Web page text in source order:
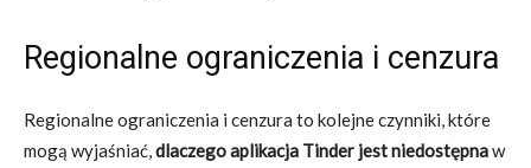
Regionalne ograniczenia i cenzura
Regionalne ograniczenia i cenzura to kolejne czynniki, które
mogą wyjaśniać,dlaczego aplikacja Tinder jest niedostępnaw